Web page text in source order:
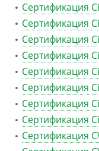
Сертификация
Сертификация
Сертификация
Сертификация
Сертификация
Сертификация
Сертификация
Сертификация
Сертификация